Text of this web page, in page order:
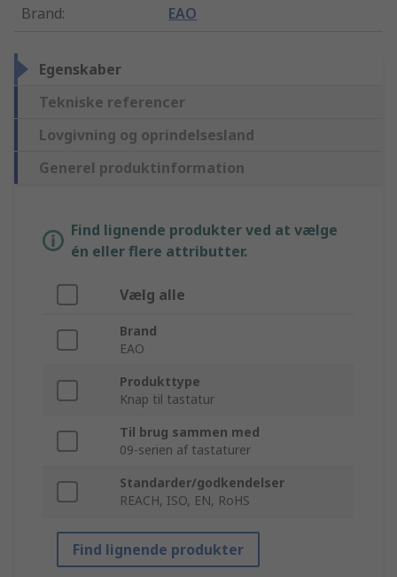
Brand: EAO
Egenskaber
Tekniske referencer
Lovgivning og oprindelsesland
Generel produktinformation
Find lignende produkter ved at vælge
én eller flere attributter.
Vælg alle
Brand
EAO
Produkttype
Knap til tastatur
Til brug sammen med
09-serien af tastaturer
Standarder/godkendelser
REACH, ISO, EN, RoHS
Find lignende produkter